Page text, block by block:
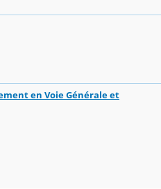
en Voie Générale et